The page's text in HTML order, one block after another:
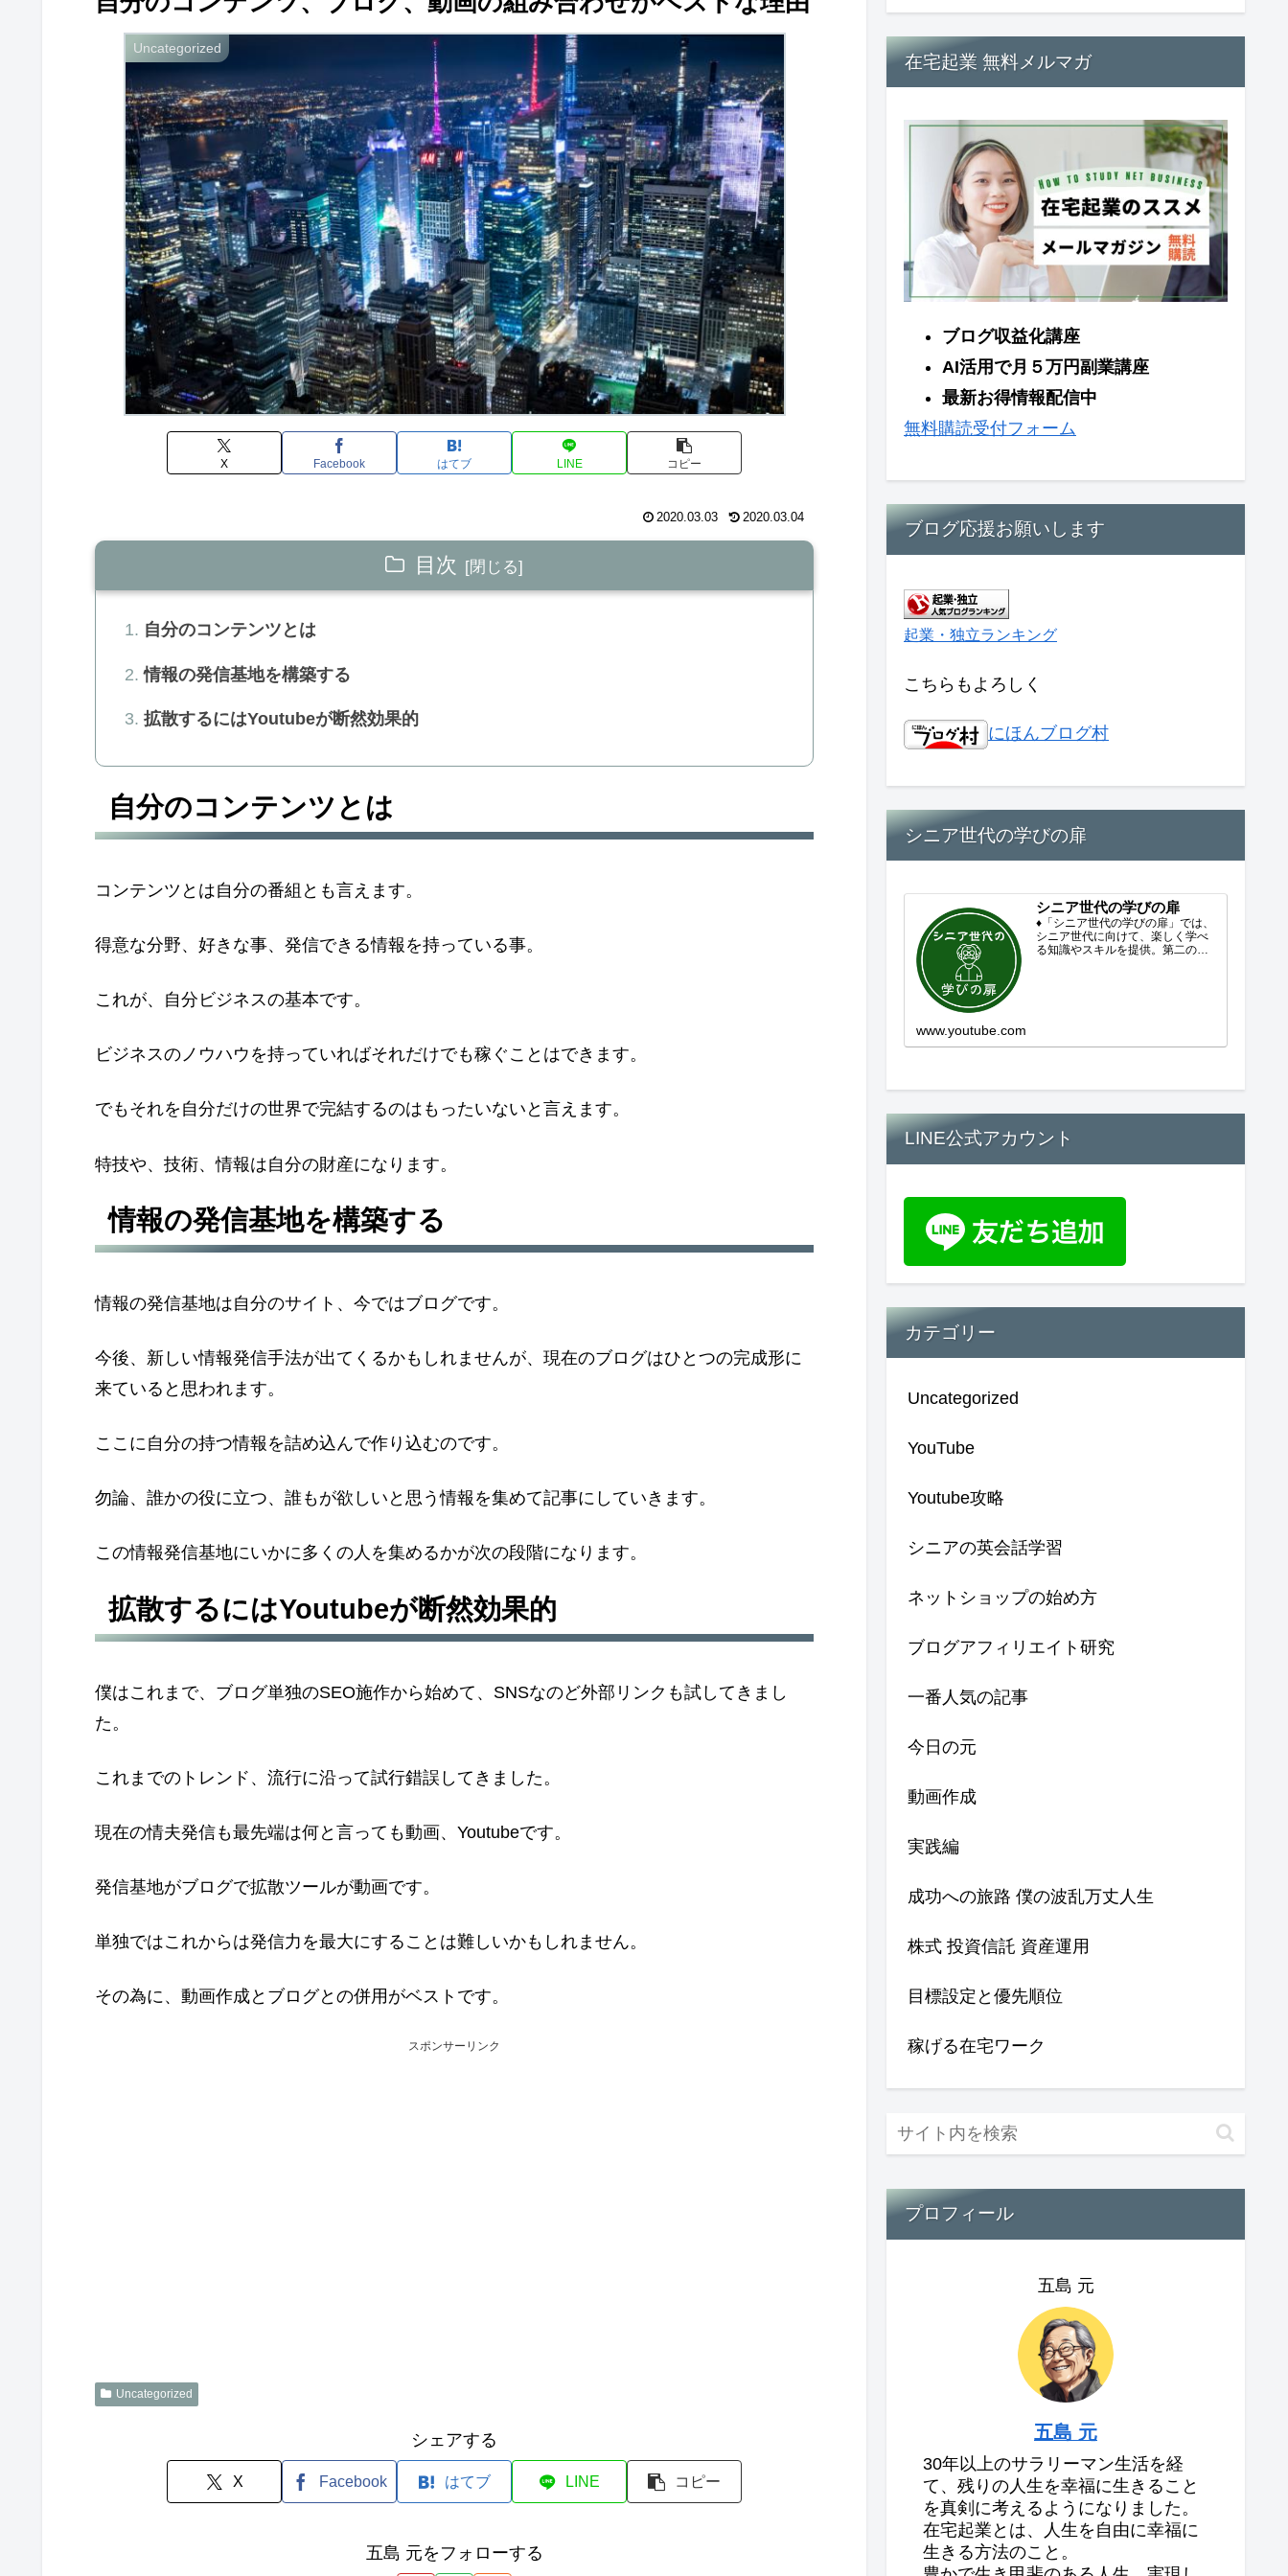
Uncategorized
X Facebook はてブ LINE コピー
2020.03.03 2020.03.04
目次
自分のコンテンツとは
情報の発信基地を構築する
拡散するにはYoutubeが断然効果的
自分のコンテンツとは
コンテンツとは自分の番組とも言えます。
得意な分野、好きな事、発信できる情報を持っている事。
これが、自分ビジネスの基本です。
ビジネスのノウハウを持っていればそれだけでも稼ぐことはできます。
でもそれを自分だけの世界で完結するのはもったいないと言えます。
特技や、技術、情報は自分の財産になります。
情報の発信基地を構築する
情報の発信基地は自分のサイト、今ではブログです。
今後、新しい情報発信手法が出てくるかもしれませんが、現在のブログはひとつの完成形に
来ていると思われます。
ここに自分の持つ情報を詰め込んで作り込むのです。
勿論、誰かの役に立つ、誰もが欲しいと思う情報を集めて記事にしていきます。
この情報発信基地にいかに多くの人を集めるかが次の段階になります。
拡散するにはYoutubeが断然効果的
僕はこれまで、ブログ単独のSEO施作から始めて、SNSなのど外部リンクも試してきまし
た。
これまでのトレンド、流行に沿って試行錯誤してきました。
現在の情夫発信も最先端は何と言っても動画、Youtubeです。
発信基地がブログで拡散ツールが動画です。
単独ではこれからは発信力を最大にすることは難しいかもしれません。
その為に、動画作成とブログとの併用がベストです。
スポンサーリンク
Uncategorized
シェアする
X Facebook はてブ LINE コピー
五島 元をフォローする
在宅起業 無料メルマガ
ブログ収益化講座
AI活用で月５万円副業講座
最新お得情報配信中
無料購読受付フォーム
ブログ応援お願いします
起業・独立ランキング
こちらもよろしく
にほんブログ村
シニア世代の学びの扉
シニア世代の学びの扉
♦「シニア世代の学びの扉」では、
シニア世代に向けて、楽しく学べ
る知識やスキルを提供。第二の人
www.youtube.com
LINE公式アカウント
カテゴリー
Uncategorized
YouTube
Youtube攻略
シニアの英会話学習
ネットショップの始め方
ブログアフィリエイト研究
一番人気の記事
今日の元
動画作成
実践編
成功への旅路 僕の波乱万丈人生
株式 投資信託 資産運用
目標設定と優先順位
稼げる在宅ワーク
プロフィール
五島 元
五島 元
30年以上のサラリーマン生活を経
て、残りの人生を幸福に生きること
を真剣に考えるようになりました。
在宅起業とは、人生を自由に幸福に
生きる方法のこと。